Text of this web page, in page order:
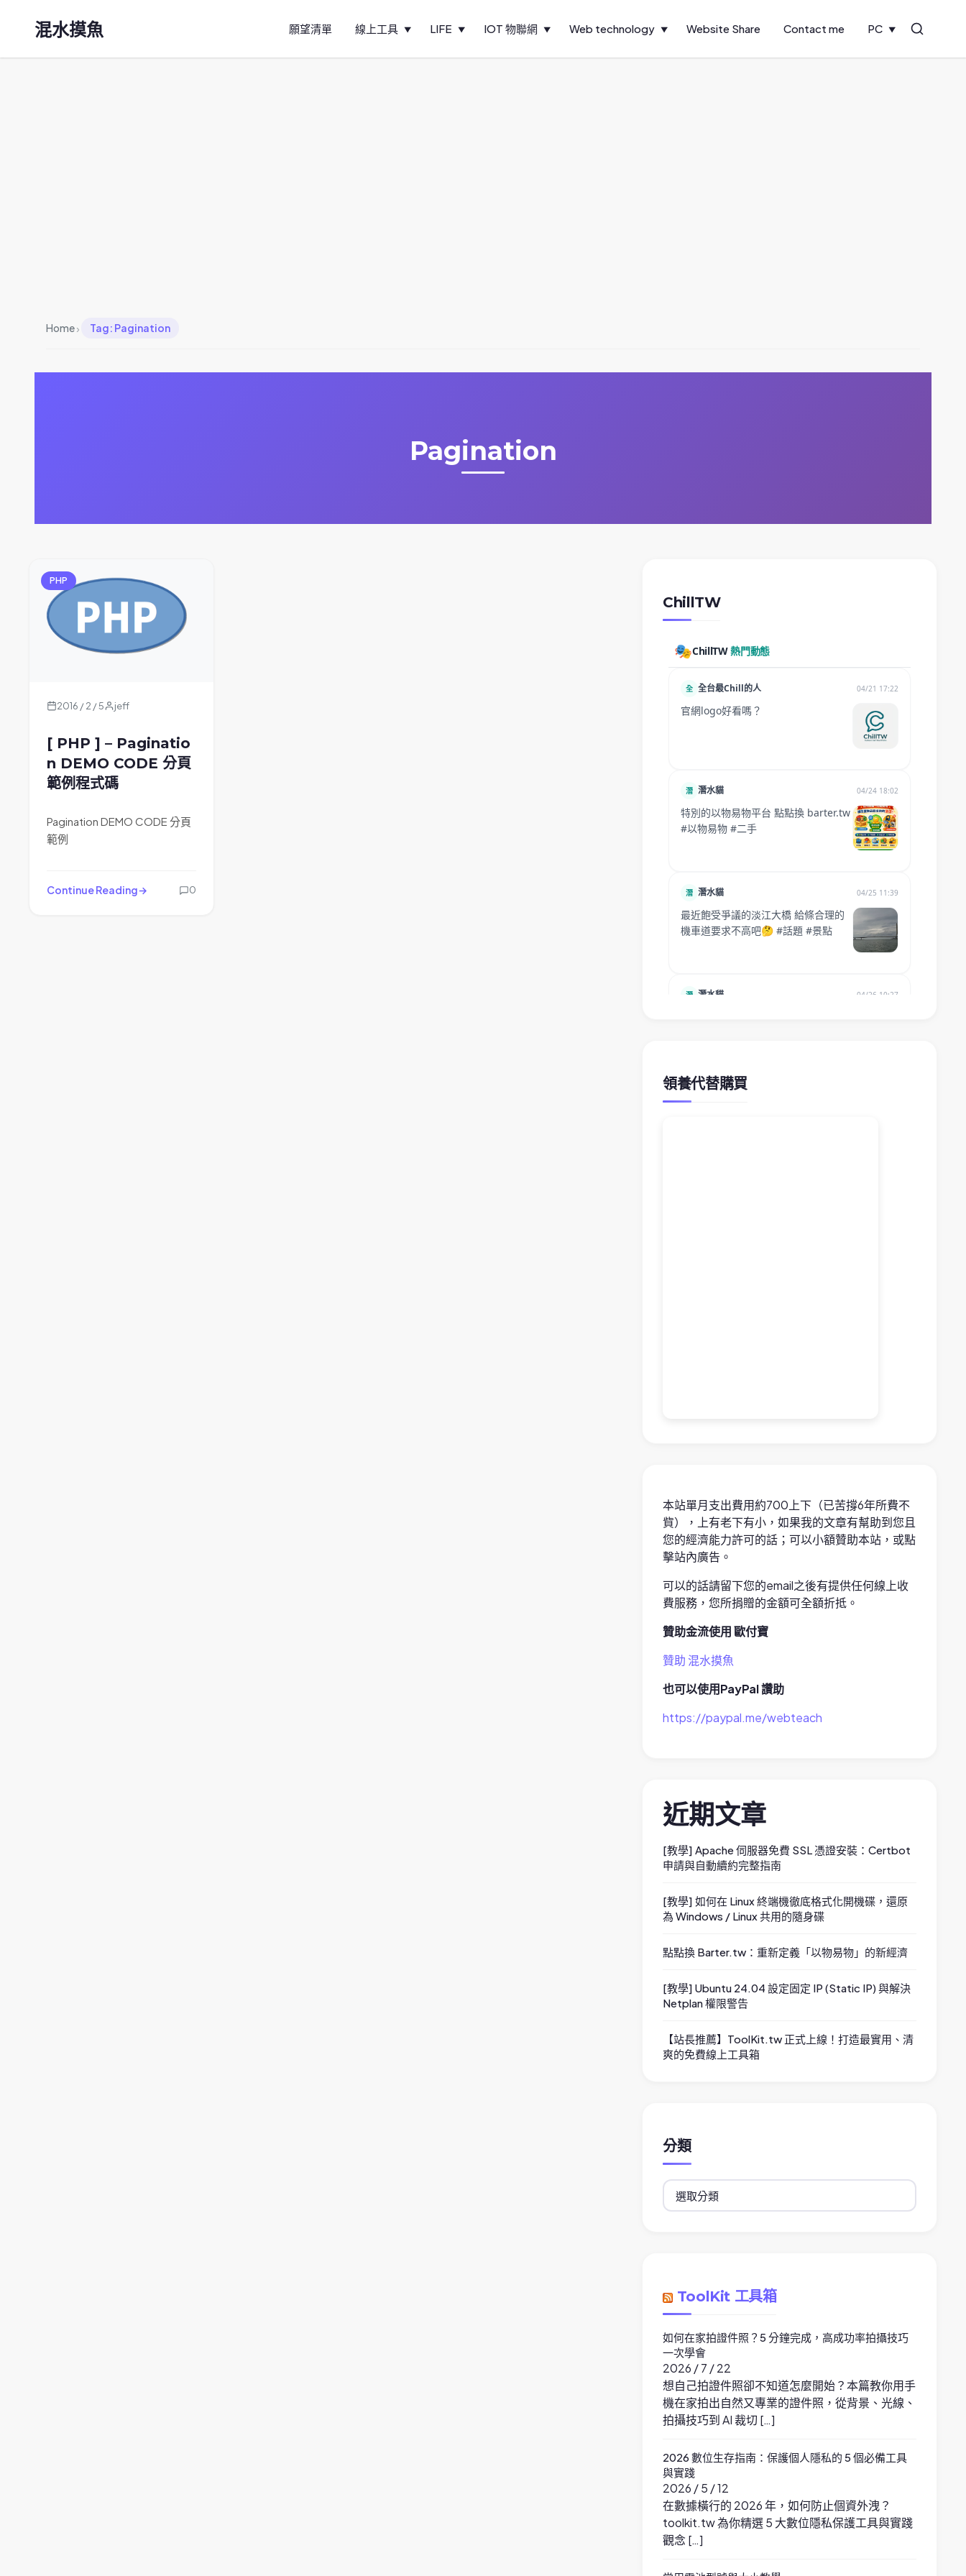
混水摸魚 願望清單 線上工具 LIFE IOT 物聯網 Web technology Website Share Contact me PC Search
Home› Tag: Pagination
Pagination
PHP
2016 / 2 / 5 jeff
[ PHP ] – Paginatio
n DEMO CODE 分頁
範例程式碼
Pagination DEMO CODE 分頁
範例
Continue Reading 0
ChillTW
領養代替購買
本站單月支出費用約700上下（已苦撐6年所費不
貲），上有老下有小，如果我的文章有幫助到您且
您的經濟能力許可的話；可以小額贊助本站，或點
擊站內廣告。
可以的話請留下您的email之後有提供任何線上收
費服務，您所捐贈的金額可全額折抵。
贊助金流使用 歐付寶
贊助 混水摸魚
也可以使用PayPal 讚助
https://paypal.me/webteach
近期文章
[教學] Apache 伺服器免費 SSL 憑證安裝：Certbot
申請與自動續約完整指南
[教學] 如何在 Linux 終端機徹底格式化開機碟，還原
為 Windows / Linux 共用的隨身碟
點點換 Barter.tw：重新定義「以物易物」的新經濟
[教學] Ubuntu 24.04 設定固定 IP (Static IP) 與解決
Netplan 權限警告
【站長推薦】ToolKit.tw 正式上線！打造最實用、清
爽的免費線上工具箱
分類
分
類
ToolKit 工具箱
如何在家拍證件照？5 分鐘完成，高成功率拍攝技巧
一次學會
2026 / 7 / 22
想自己拍證件照卻不知道怎麼開始？本篇教你用手
機在家拍出自然又專業的證件照，從背景、光線、
拍攝技巧到 AI 裁切 […]
2026 數位生存指南：保護個人隱私的 5 個必備工具
與實踐
2026 / 5 / 12
在數據橫行的 2026 年，如何防止個資外洩？
toolkit.tw 為你精選 5 大數位隱私保護工具與實踐
觀念 […]